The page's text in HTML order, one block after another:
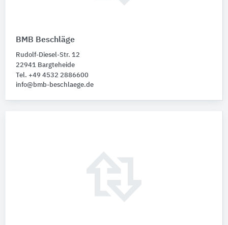
BMB Beschläge
Rudolf-Diesel-Str. 12
22941 Bargteheide
Tel. +49 4532 2886600
info@bmb-beschlaege.de